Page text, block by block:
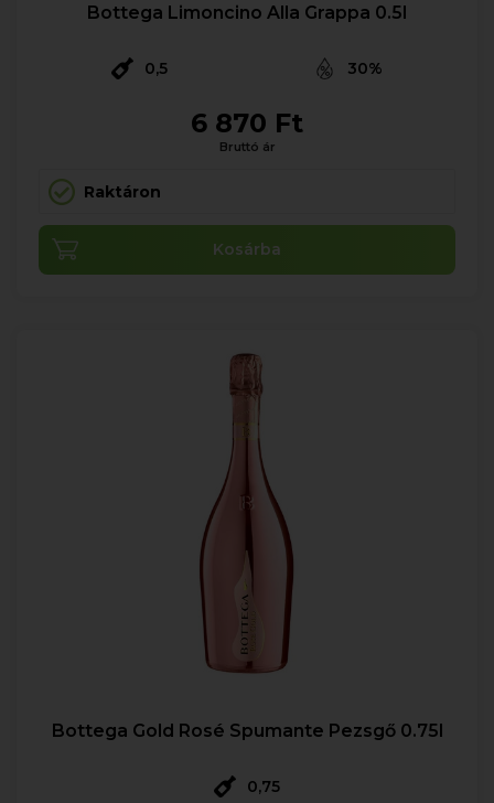
Bottega Limoncino Alla Grappa 0.5l
0,5 30%
6 870 Ft
Bruttó ár
Raktáron
Kosárba
Bottega Gold Rosé Spumante Pezsgő 0.75l
0,75